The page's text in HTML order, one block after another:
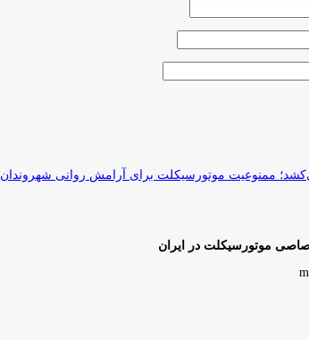
ممنوعیت موتورسیکلت برای آرامش روانی شهروندان
موتورسیکلت در ایران